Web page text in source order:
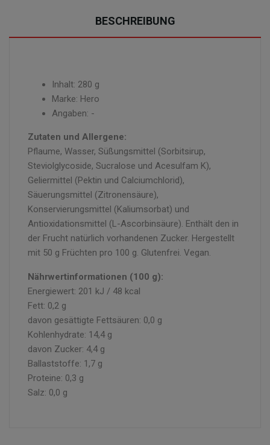
BESCHREIBUNG
Inhalt: 280 g
Marke: Hero
Angaben: -
Zutaten und Allergene:
Pflaume, Wasser, Süßungsmittel (Sorbitsirup,
Steviolglycoside, Sucralose und Acesulfam K),
Geliermittel (Pektin und Calciumchlorid),
Säuerungsmittel (Zitronensäure),
Konservierungsmittel (Kaliumsorbat) und
Antioxidationsmittel (L-Ascorbinsäure). Enthält den in
der Frucht natürlich vorhandenen Zucker. Hergestellt
mit 50 g Früchten pro 100 g. Glutenfrei. Vegan.
Nährwertinformationen (100 g):
Energiewert: 201 kJ / 48 kcal
Fett: 0,2 g
davon gesättigte Fettsäuren: 0,0 g
Kohlenhydrate: 14,4 g
davon Zucker: 4,4 g
Ballaststoffe: 1,7 g
Proteine: 0,3 g
Salz: 0,0 g